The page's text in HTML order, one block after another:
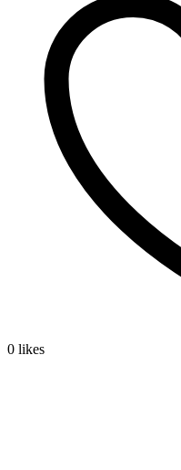
0 likes